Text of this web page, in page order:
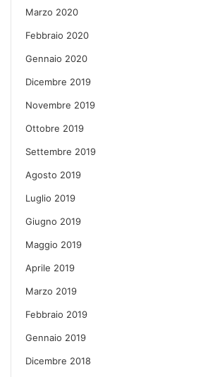
Marzo 2020
Febbraio 2020
Gennaio 2020
Dicembre 2019
Novembre 2019
Ottobre 2019
Settembre 2019
Agosto 2019
Luglio 2019
Giugno 2019
Maggio 2019
Aprile 2019
Marzo 2019
Febbraio 2019
Gennaio 2019
Dicembre 2018